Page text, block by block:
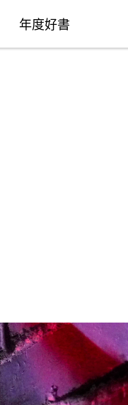
年度好書